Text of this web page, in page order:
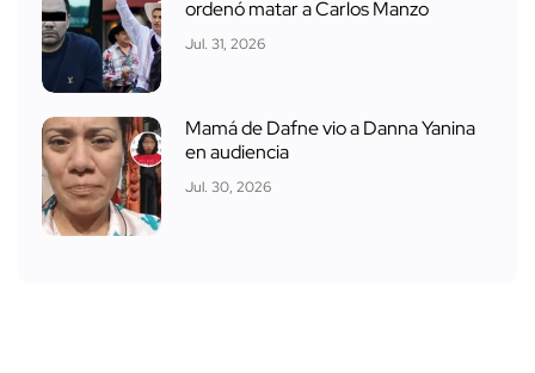
ordenó matar a Carlos Manzo
Jul. 31, 2026
Mamá de Dafne vio a Danna Yanina
en audiencia
Jul. 30, 2026